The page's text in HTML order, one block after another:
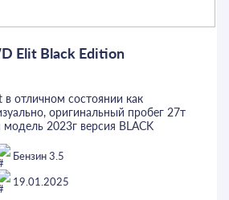
Elit Black Edition
отличном состоянии как
оригинальный пробег 27т
модель 2023г версия BLACK
ключа, сервисные книги,
полная для этой модели). Из
регулировка сидений с
,передних задних сидений,
Бензин 3.5
19.01.2025